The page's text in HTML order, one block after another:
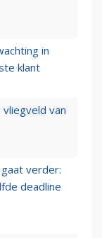
in
klant
van
verder:
deadline